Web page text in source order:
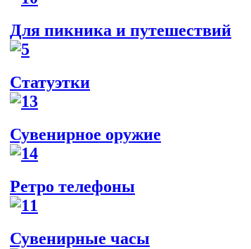
Для пикника и путешествий
Статуэтки
Сувенирное оружие
Ретро телефоны
Сувенирные часы